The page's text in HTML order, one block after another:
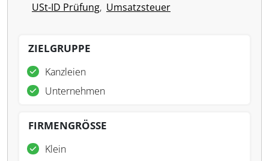
USt-ID Prüfung, Umsatzsteuer
ZIELGRUPPE
Kanzleien
Unternehmen
FIRMENGRÖSSE
Klein